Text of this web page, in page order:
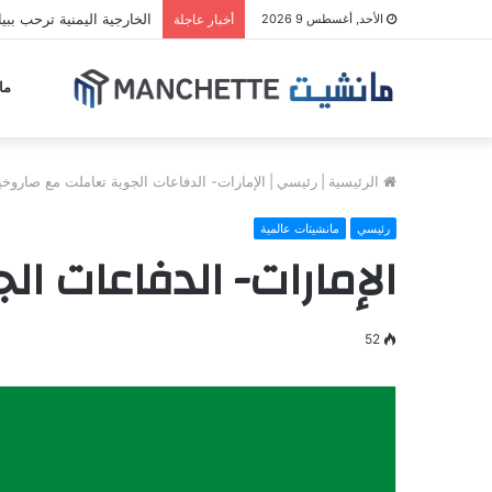
الأحد, أغسطس 9 2026 أخبار عاجلة الخارجية اليمنية ترحب
الرئيسية رئيسي الإمارات- الدفاعات الجوية تعاملت مع صاروخين و3 مسيرات من
رئيسي مانشيتات عالمية
الإمارات- الدفاعات
52